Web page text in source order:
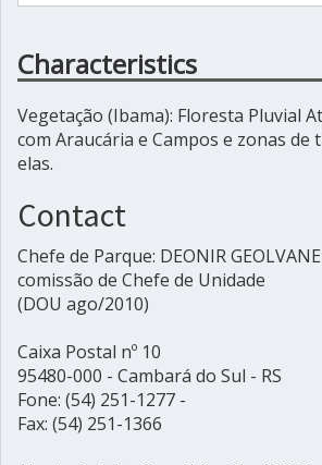
Characteristics
Vegetação (Ibama): Floresta Pluvial
com Araucária e Campos e zonas de
elas.
Contact
Chefe de Parque: DEONIR
comissão de Chefe de Unidade
(DOU ago/2010)
Caixa Postal nº 10
95480-000 - Cambará do Sul - RS
Fone: (54) 251-1277 -
Fax: (54) 251-1366